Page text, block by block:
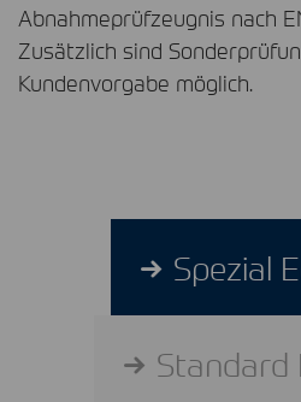
Abnahmeprüfzeugnis nach
Zusätzlich sind
Kundenvorgabe möglich.
Spezial
Standard